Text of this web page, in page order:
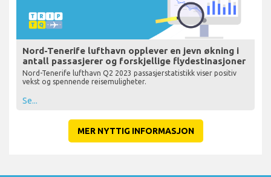
Nord-Tenerife lufthavn opplever en jevn økning i
antall passasjerer og forskjellige flydestinasjoner
Nord-Tenerife lufthavn Q2 2023 passasjerstatistikk viser positiv
vekst og spennende reisemuligheter.
Se...
MER NYTTIG INFORMASJON